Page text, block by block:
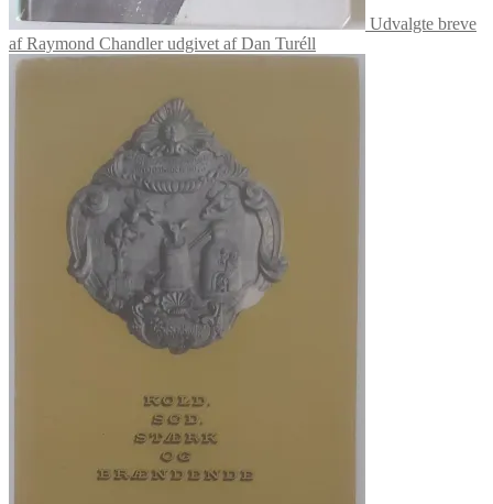
Udvalgte breve
af Raymond Chandler udgivet af Dan Turéll